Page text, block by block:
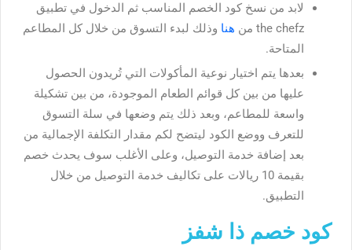
لابد من نسخ كود الخصم المناسب ثم الدخول في تطبيق
the chefz من
هنا وذلك لبدء التسوق من خلال كل المطاعم
المتاحة.
بعدها يتم اختيار نوعية المأكولات التي تُريدون الحصول
عليها من بين كل قوائم الطعام الموجودة، من بين تشكيلة
واسعة للمطاعم، وبعد ذلك يتم وضعها في سلة التسوق
للتعرف ووضع الكود ليتضح لكم مقدار التكلفة الإجمالية من
بعد إضافة خدمة التوصيل، وعلى الأغلب سوف يحدث خصم
بقيمة 10 ريالات على تكاليف خدمة التوصيل من خلال
التطبيق.
كود خصم ذا شفز